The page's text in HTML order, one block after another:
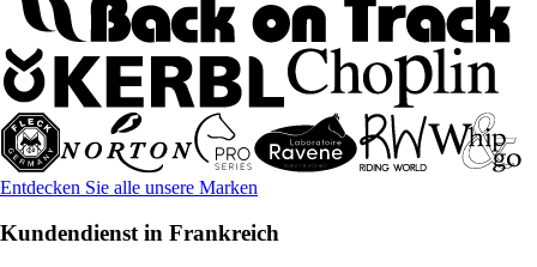
Entdecken Sie alle unsere Marken
Kundendienst in Frankreich